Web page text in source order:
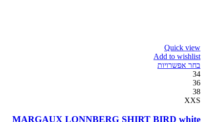
Quick view
Add to wishlist
בחר אפשרויות
34
36
38
XXS
MARGAUX LONNBERG SHIRT BIRD white